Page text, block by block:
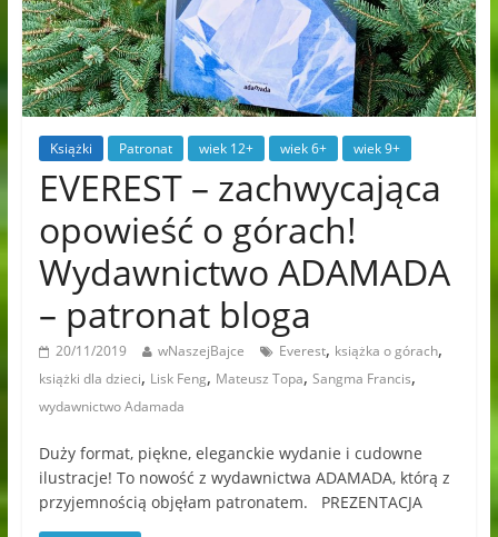
Książki Patronat wiek 12+ wiek 6+ wiek 9+
EVEREST – zachwycająca
opowieść o górach!
Wydawnictwo ADAMADA
– patronat bloga
20/11/2019 wNaszejBajce Everest, książka o górach,
książki dla dzieci, Lisk Feng, Mateusz Topa, Sangma Francis,
wydawnictwo Adamada
Duży format, piękne, eleganckie wydanie i cudowne
ilustracje! To nowość z wydawnictwa ADAMADA, którą z
przyjemnością objęłam patronatem. PREZENTACJA